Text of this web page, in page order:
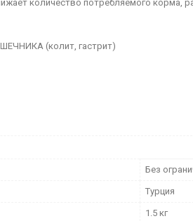
количество потребляемого корма,
(колит, гастрит)
Без
Турция
1.5 кг